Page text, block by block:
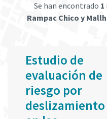
Se han encontrado 1
Rampac Chico y
Estudio de
evaluación de
riesgo por
deslizamiento